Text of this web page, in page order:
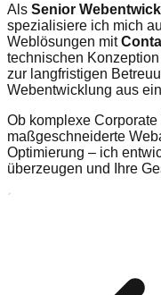
Als Senior
spezialisiere ich mich
Weblösungen mit
technischen
zur langfristigen
Webentwicklung aus
Ob komplexe
maßgeschneiderte
Optimierung – ich
überzeugen und Ihre